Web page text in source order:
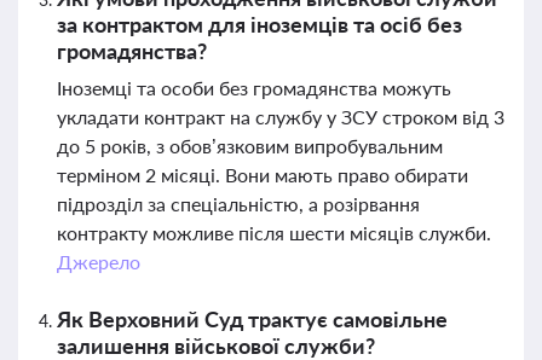
за контрактом для іноземців та осіб без
громадянства?
Іноземці та особи без громадянства можуть
укладати контракт на службу у ЗСУ строком від 3
до 5 років, з обов’язковим випробувальним
терміном 2 місяці. Вони мають право обирати
підрозділ за спеціальністю, а розірвання
контракту можливе після шести місяців служби.
Джерело
Як Верховний Суд трактує самовільне
залишення військової служби?